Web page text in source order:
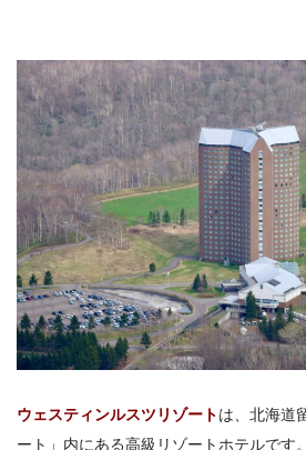
ウェスティンルスツリゾートは、北海道
ート」内にある高級リゾートホテルです